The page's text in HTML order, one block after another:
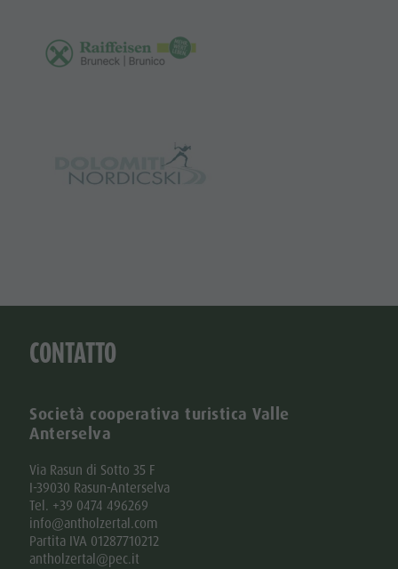
CONTATTO
Società cooperativa turistica Valle
Anterselva
Via Rasun di Sotto 35 F
I-39030 Rasun-Anterselva
Tel. +39 0474 496269
info@antholzertal.com
Partita IVA 01287710212
antholzertal@pec.it